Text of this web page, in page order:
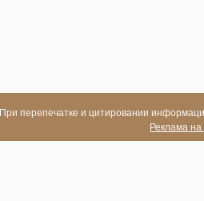
При перепечатке и цитировании
Реклама на